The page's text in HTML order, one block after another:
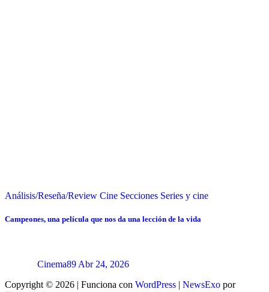
Análisis/Reseña/Review Cine Secciones Series y cine
Campeones, una película que nos da una lección de la vida
Cinema89 Abr 24, 2026
Copyright © 2026 | Funciona con WordPress | NewsExo por